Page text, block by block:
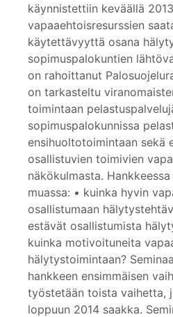
käynnistettiin keväällä
vapaaehtoisresurssien
käytettävyyttä osana
sopimuspalokuntien
on rahoittanut
on tarkasteltu
toimintaan
sopimuspalokunnissa
ensihuoltotoimintaan sekä
osallistuvien toimivien
näkökulmasta.
muassa: • kuinka hyvin
osallistumaan
estävät osallistumista
kuinka motivoituneita
hälytystoimintaan?
hankkeen ensimmäisen
työstetään toista vaihetta,
loppuun 2014 saakka.